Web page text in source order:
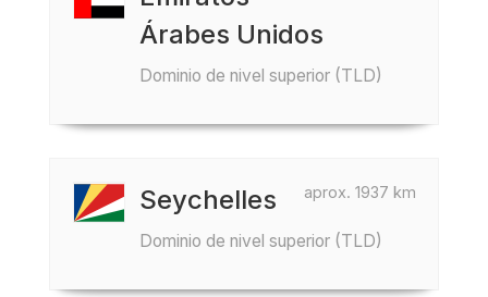
Árabes Unidos
Dominio de nivel superior (TLD)
aprox. 1937 km
Seychelles
Dominio de nivel superior (TLD)